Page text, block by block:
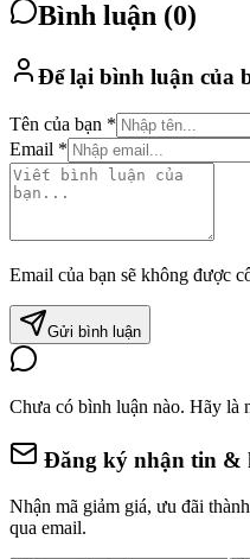
Bình luận (0)
Để lại bình luận của
Tên của bạn *
Email *
Email của bạn sẽ không được
Gửi bình luận
Chưa có bình luận nào. Hãy là
Đăng ký nhận tin &
Nhận mã giảm giá, ưu đãi
qua email.